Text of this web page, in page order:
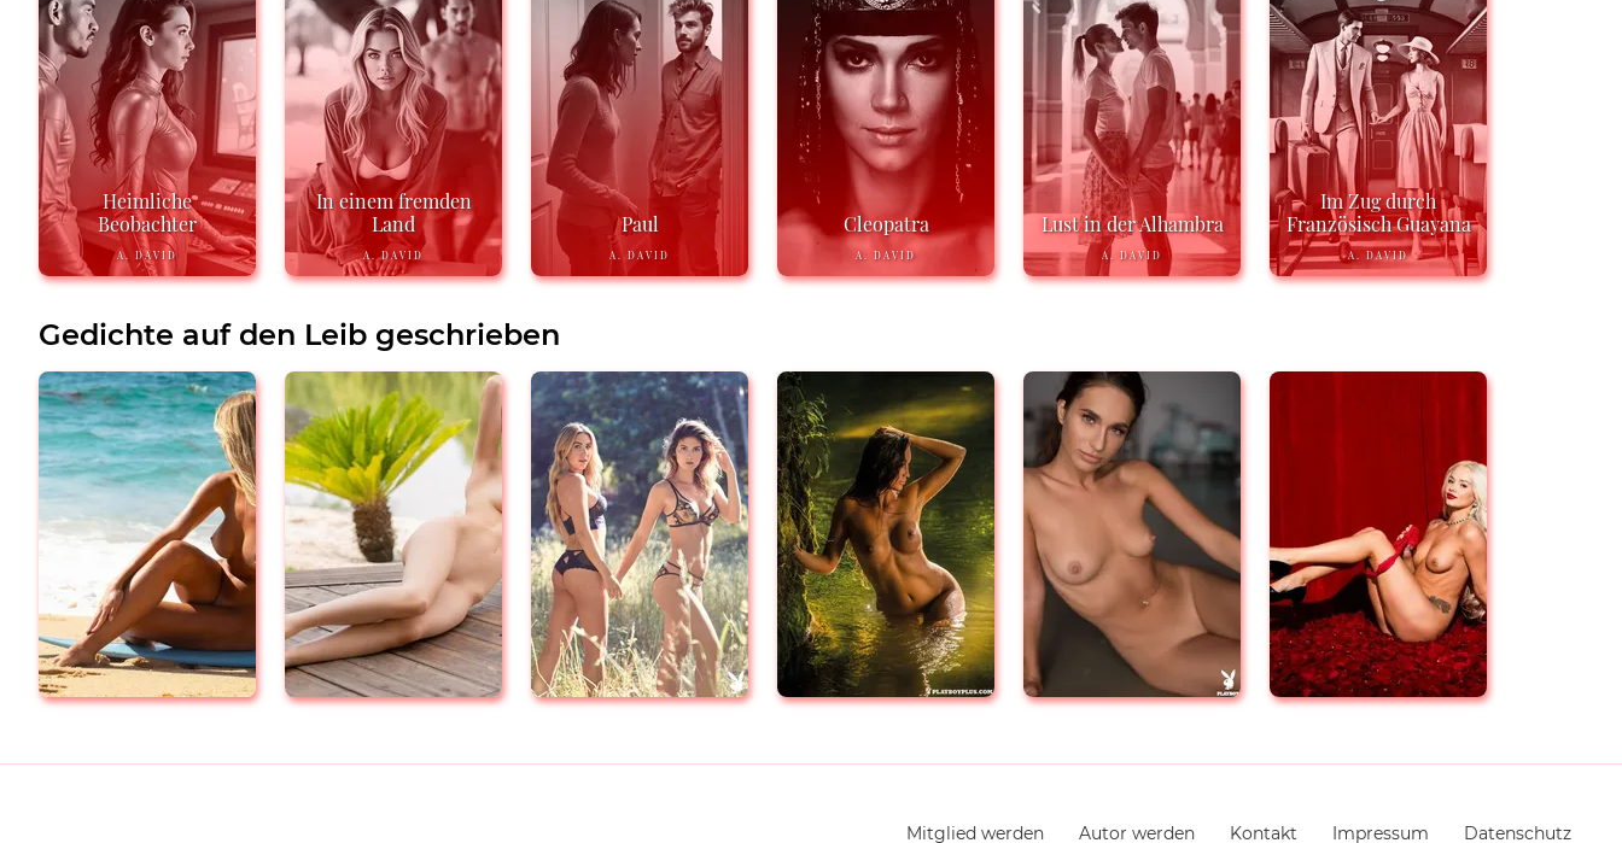
Heimliche
Beobachter
A. DAVID
In einem fremden
Land
A. DAVID
Paul
A. DAVID
Cleopatra
A. DAVID
Lust in der Alhambra
A. DAVID
Im Zug durch
Französisch Guayana
A. DAVID
Gedichte auf den Leib geschrieben
Navigation
Mitglied werden Autor werden Kontakt Impressum Datenschutz